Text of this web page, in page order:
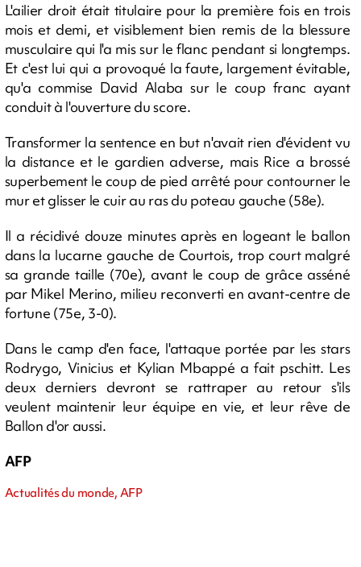
L'ailier droit était titulaire pour la première fois en trois
mois et demi, et visiblement bien remis de la blessure
musculaire qui l'a mis sur le flanc pendant si longtemps.
Et c'est lui qui a provoqué la faute, largement évitable,
qu'a commise David Alaba sur le coup franc ayant
conduit à l'ouverture du score.
Transformer la sentence en but n'avait rien d'évident vu
la distance et le gardien adverse, mais Rice a brossé
superbement le coup de pied arrêté pour contourner le
mur et glisser le cuir au ras du poteau gauche (58e).
Il a récidivé douze minutes après en logeant le ballon
dans la lucarne gauche de Courtois, trop court malgré
sa grande taille (70e), avant le coup de grâce asséné
par Mikel Merino, milieu reconverti en avant-centre de
fortune (75e, 3-0).
Dans le camp d'en face, l'attaque portée par les stars
Rodrygo, Vinicius et Kylian Mbappé a fait pschitt. Les
deux derniers devront se rattraper au retour s'ils
veulent maintenir leur équipe en vie, et leur rêve de
Ballon d'or aussi.
AFP
Actualités du monde, AFP